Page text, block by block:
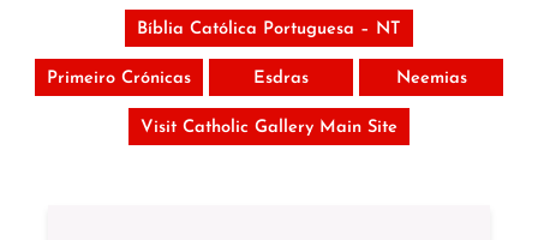
Bíblia Católica Portuguesa – NT
Primeiro Crónicas Esdras Neemias
Visit Catholic Gallery Main Site